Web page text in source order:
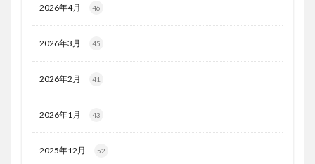
2026年4月 46
2026年3月 45
2026年2月 41
2026年1月 43
2025年12月 52